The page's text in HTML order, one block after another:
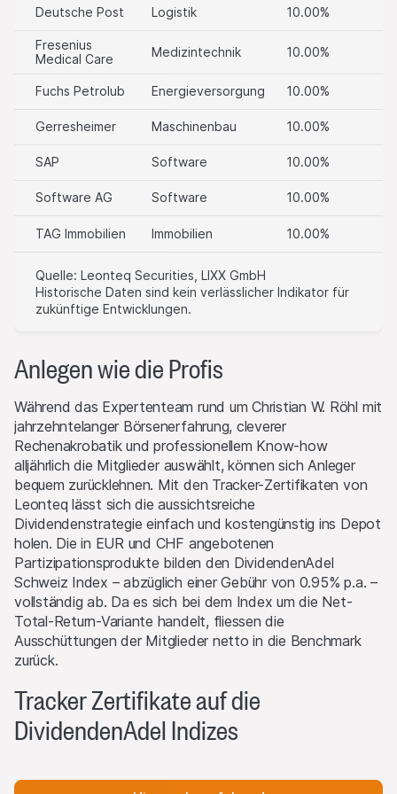
Deutsche Post Logistik 10.00%
Fresenius
Medical Care
Medizintechnik 10.00%
Fuchs Petrolub Energieversorgung 10.00%
Gerresheimer Maschinenbau 10.00%
SAP Software 10.00%
Software AG Software 10.00%
TAG Immobilien Immobilien 10.00%
Quelle: Leonteq Securities, LIXX GmbH
Historische Daten sind kein verlässlicher Indikator für
zukünftige Entwicklungen.
Anlegen wie die Profis
Während das Expertenteam rund um Christian W. Röhl mit
jahrzehntelanger Börsenerfahrung, cleverer
Rechenakrobatik und professionellem Know-how
alljährlich die Mitglieder auswählt, können sich Anleger
bequem zurücklehnen. Mit den Tracker-Zertifikaten von
Leonteq lässt sich die aussichtsreiche
Dividendenstrategie einfach und kostengünstig ins Depot
holen. Die in EUR und CHF angebotenen
Partizipationsprodukte bilden den DividendenAdel
Schweiz Index – abzüglich einer Gebühr von 0.95% p.a. –
vollständig ab. Da es sich bei dem Index um die Net-
Total-Return-Variante handelt, fliessen die
Ausschüttungen der Mitglieder netto in die Benchmark
zurück.
Tracker Zertifikate auf die
DividendenAdel Indizes
Officer zu richten.
Keine Finanzanalyse
Auf dieser Website angegebene Informationen stellen keine
Finanzanalyse im Sinne des Wertpapierhandelsgesetzes dar
Gewährleistung der Unvoreingenommenheit der
der Veröffentlichung von Finanzanalysen.
Risikohinweise
Website darauf hin, dass eine Anlage in die Produkte, die auf
behaftet ist, die bis zu einem Totalverlust des eingesetzten
Kapitals reichen können. Dementsprechend sind diese
Produkte nicht für jeden Nutzer in gleicher Weise geeignet.
sich im jeweiligen Wertpapierprospekt.
Wertpapierprospekt
Nutzer, welche den Kauf der auf dieser Website
beschriebenen Produkte in Erwägung ziehen, sollten im
Hinblick auf die Ausstattung der Produkte und der Risiken, die
mit diesen Produkten sowie mit der Emittentin verbunden
sind, vor Erwerb der Produkte den allein rechtlich
verbindlichen Wertpapierprospekt lesen (einschließlich der
relevanten endgültigen Bedingungen, etwaiger Nachträge zum
Wert-papierprospekt und den Dokumenten mit den
wichtigsten Informationen (KID), soweit anwendbar).
Während der gesamten Laufzeit der Produkte wird der
Wertpapierprospekt (einschließlich der relevanten endgültigen
Bedingungen, etwaiger Nachträge zum Wert-papierprospekt
und den Dokumenten mit den wichtigsten Informationen
Europaallee 39, 8004 Zürich, Schweiz (Telefonnummer: +41
(0)58 800 1000, Faxnummer: +41 (0)58 800 1010) zur
kostenlosen Ausgabe bereitgehalten. Der Wertpapierprospekt
Dokumenten mit den wichtigsten Informationen (KID), soweit